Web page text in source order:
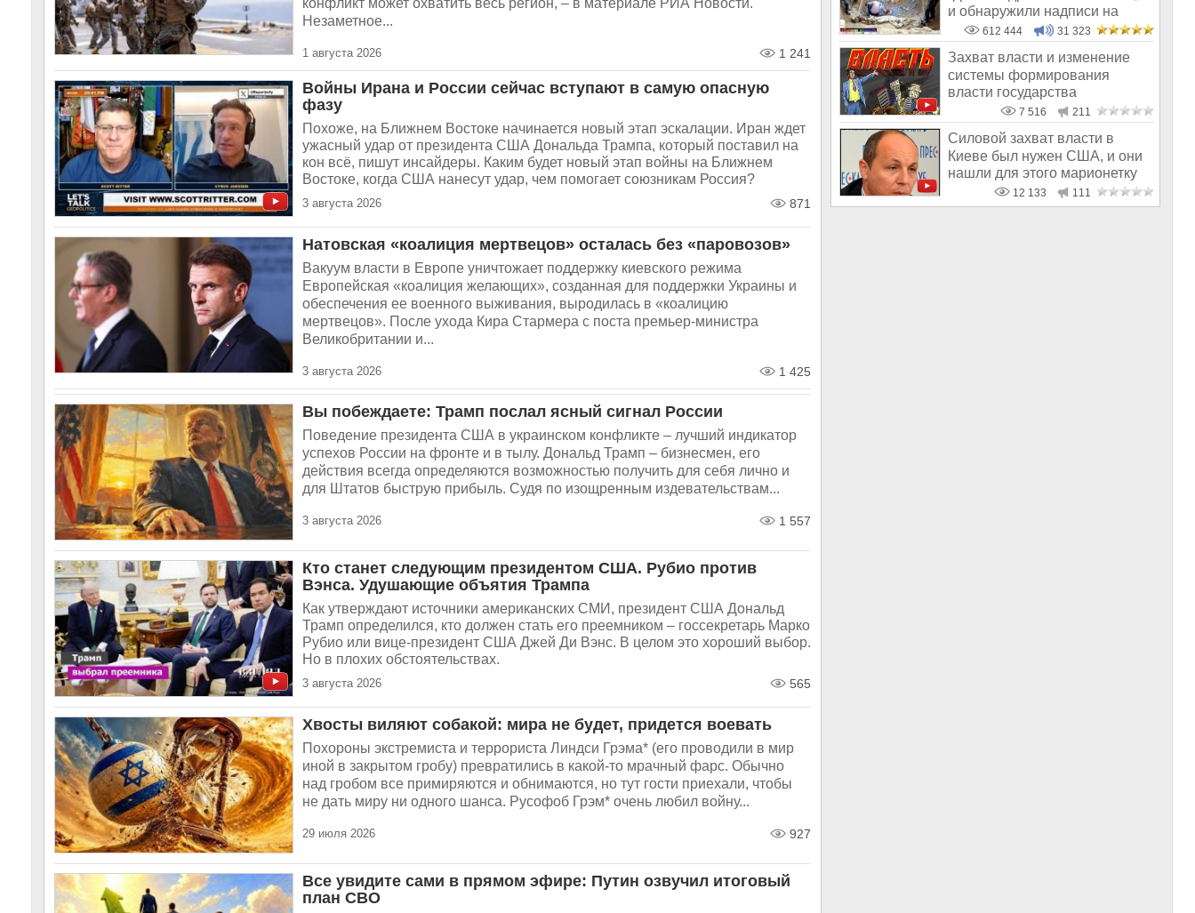
конфликт может охватить весь регион, – в материале РИА Новости.
Незаметное...
1 августа 2026 1 241
Войны Ирана и России сейчас вступают в самую опасную
фазу
Похоже, на Ближнем Востоке начинается новый этап эскалации. Иран ждет
ужасный удар от президента США Дональда Трампа, который поставил на
кон всё, пишут инсайдеры. Каким будет новый этап войны на Ближнем
Востоке, когда США нанесут удар, чем помогает союзникам Россия?
3 августа 2026 871
Натовская «коалиция мертвецов» осталась без «паровозов»
Вакуум власти в Европе уничтожает поддержку киевского режима
Европейская «коалиция желающих», созданная для поддержки Украины и
обеспечения ее военного выживания, выродилась в «коалицию
мертвецов». После ухода Кира Стармера с поста премьер-министра
Великобритании и...
3 августа 2026 1 425
Вы побеждаете: Трамп послал ясный сигнал России
Поведение президента США в украинском конфликте – лучший индикатор
успехов России на фронте и в тылу. Дональд Трамп – бизнесмен, его
действия всегда определяются возможностью получить для себя лично и
для Штатов быструю прибыль. Судя по изощренным издевательствам...
3 августа 2026 1 557
Кто станет следующим президентом США. Рубио против
Вэнса. Удушающие объятия Трампа
Как утверждают источники американских СМИ, президент США Дональд
Трамп определился, кто должен стать его преемником – госсекретарь Марко
Рубио или вице-президент США Джей Ди Вэнс. В целом это хороший выбор.
Но в плохих обстоятельствах.
3 августа 2026 565
Хвосты виляют собакой: мира не будет, придется воевать
Похороны экстремиста и террориста Линдси Грэма* (его проводили в мир
иной в закрытом гробу) превратились в какой-то мрачный фарс. Обычно
над гробом все примиряются и обнимаются, но тут гости приехали, чтобы
не дать миру ни одного шанса. Русофоб Грэм* очень любил войну...
29 июля 2026 927
Все увидите сами в прямом эфире: Путин озвучил итоговый
план СВО
и обнаружили надписи на
Русском!
612 444 31 323
Захват власти и изменение
системы формирования
власти государства
7 516 211
Силовой захват власти в
Киеве был нужен США, и они
нашли для этого марионетку
12 133 111